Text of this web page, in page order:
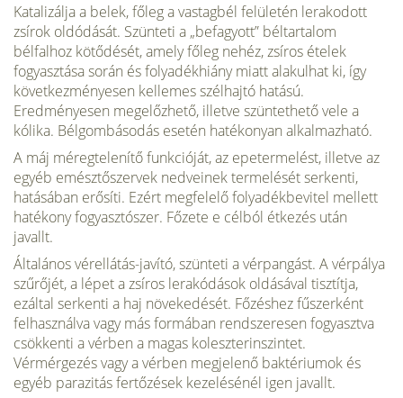
Katalizálja a belek, főleg a vastagbél felületén lerakodott
zsírok oldódását. Szün­teti a „befagyott” béltartalom
bélfalhoz kötődését, amely főleg nehéz, zsíros ételek
fogyasztása során és folyadékhiány miatt alakulhat ki, így
következményesen kelle­mes szélhajtó hatású.
Eredményesen megelőzhető, illetve szüntethető vele a
kólika. Bélgombásodás esetén hatékonyan alkalmazható.
A máj méregtelenítő funkcióját, az epetermelést, illetve az
egyéb emésztőszer­vek nedveinek termelését serkenti,
hatásában erősíti. Ezért megfelelő folyadékbevitel mellett
hatékony fogyasztószer. Főzete e célból étkezés után
javallt.
Általános vérellátás-javító, szünteti a vérpangást. A vérpálya
szűrőjét, a lépet a zsíros lerakódások oldásával tisztítja,
ezáltal serkenti a haj növekedését. Főzéshez fű­szerként
felhasználva vagy más formában rendszeresen fogyasztva
csökkenti a vér­ben a magas koleszterinszintet.
Vérmérgezés vagy a vérben megjelenő baktériumok és
egyéb parazitás fertőzések kezelésénél igen javallt.